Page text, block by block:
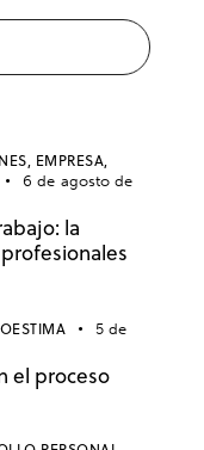
EMPRESA,
6 de agosto de
la
5 de
el proceso